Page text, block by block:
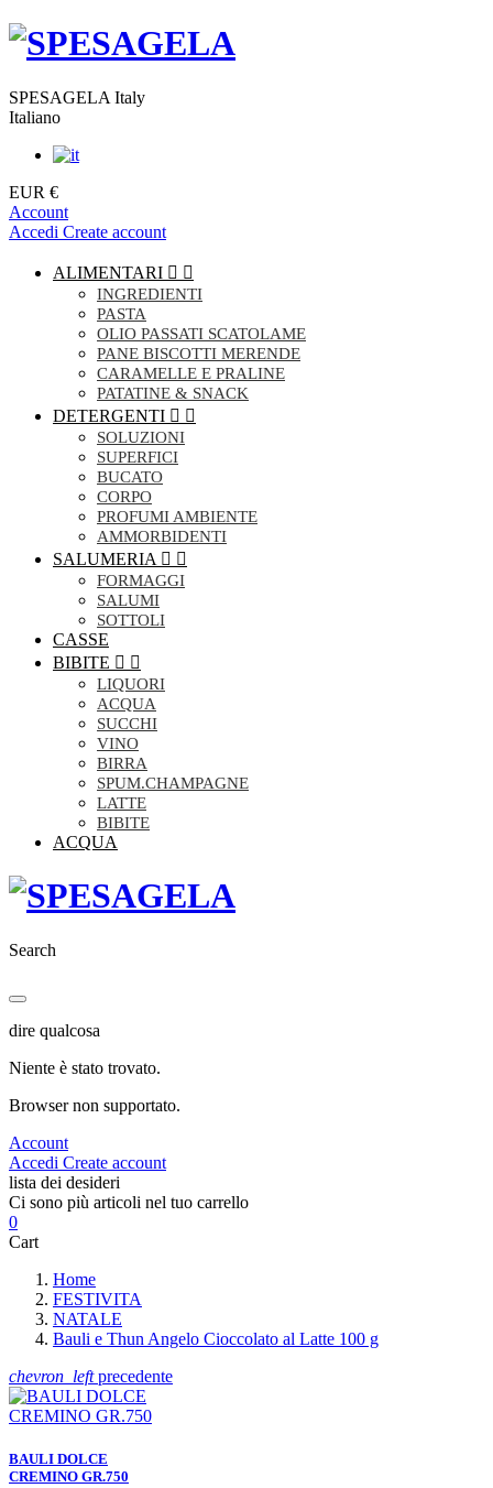
SPESAGELA Italy
Italiano
EUR €
Account
Accedi Create account
ALIMENTARI  
INGREDIENTI
PASTA
OLIO PASSATI SCATOLAME
PANE BISCOTTI MERENDE
CARAMELLE E PRALINE
PATATINE & SNACK
DETERGENTI  
SOLUZIONI
SUPERFICI
BUCATO
CORPO
PROFUMI AMBIENTE
AMMORBIDENTI
SALUMERIA  
FORMAGGI
SALUMI
SOTTOLI
CASSE
BIBITE  
LIQUORI
ACQUA
SUCCHI
VINO
BIRRA
SPUM.CHAMPAGNE
LATTE
BIBITE
ACQUA
Search
dire qualcosa
Niente è stato trovato.
Browser non supportato.
Account
Accedi Create account
lista dei desideri
Ci sono più articoli nel tuo carrello
0
Cart
Home
FESTIVITA
NATALE
Bauli e Thun Angelo Cioccolato al Latte 100 g
chevron_leftprecedente
BAULI DOLCE
CREMINO GR.750